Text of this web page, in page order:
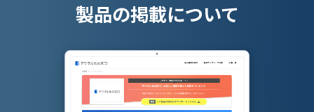
製品の掲載について